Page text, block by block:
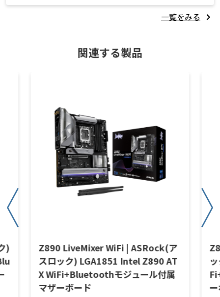
一覧をみる
関連する製品
)
Z890 LiveMixer WiFi | ASRock(ア
スロック) LGA1851 Intel Z890 AT
X WiFi+Bluetoothモジュール付属
マザーボード